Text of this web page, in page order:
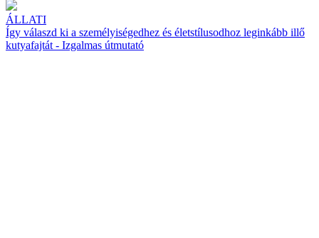
ÁLLATI
Így válaszd ki a személyiségedhez és életstílusodhoz leginkább illő
kutyafajtát - Izgalmas útmutató